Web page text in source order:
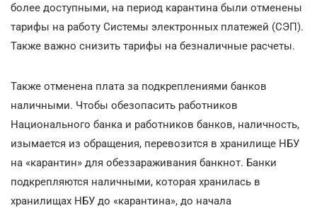
более доступными, на период карантина были отменены
тарифы на работу Системы электронных платежей (СЭП).
Также важно снизить тарифы на безналичные расчеты.
Также отменена плата за подкреплениями банков
наличными. Чтобы обезопасить работников
Национального банка и работников банков, наличность,
изымается из обращения, перевозится в хранилище НБУ
на «карантин» для обеззараживания банкнот. Банки
подкрепляются наличными, которая хранилась в
хранилищах НБУ до «карантина», до начала